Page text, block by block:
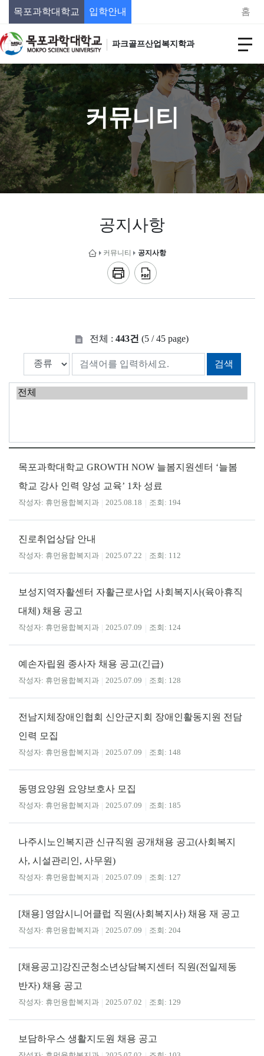
목포과학대학교 입학안내 홈
파크골프산업복지학과
커뮤니티
공지사항
커뮤니티 공지사항
전체 : 443건 (5 / 45 page)
검색
목포과학대학교 GROWTH NOW 늘봄지원센터 ‘늘봄
학교 강사 인력 양성 교육’ 1차 성료
휴먼융합복지과 2025.08.18 194
진로취업상담 안내
휴먼융합복지과 2025.07.22 112
보성지역자활센터 자활근로사업 사회복지사(육아휴직
대체) 채용 공고
휴먼융합복지과 2025.07.09 124
예손자립원 종사자 채용 공고(긴급)
휴먼융합복지과 2025.07.09 128
전남지체장애인협회 신안군지회 장애인활동지원 전담
인력 모집
휴먼융합복지과 2025.07.09 148
동명요양원 요양보호사 모집
휴먼융합복지과 2025.07.09 185
나주시노인복지관 신규직원 공개채용 공고(사회복지
사, 시설관리인, 사무원)
휴먼융합복지과 2025.07.09 127
[채용] 영암시니어클럽 직원(사회복지사) 채용 재 공고
휴먼융합복지과 2025.07.09 204
[채용공고]강진군청소년상담복지센터 직원(전일제동
반자) 채용 공고
휴먼융합복지과 2025.07.02 129
보담하우스 생활지도원 채용 공고